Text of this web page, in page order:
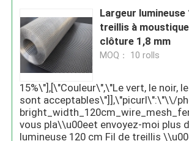
Largeur
treillis à
clôture 1,8 mm
MOQ： 10 rolls
15%\"],[\"Couleur\",\"Le vert, le noir,
sont acceptables\"]],\"picurl\":\"\\/
vous pla\\u00eet envoyez-moi plus
lumineuse 120 cm Fil de treillis